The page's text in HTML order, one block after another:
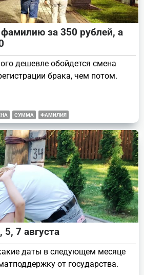
за 350 рублей, а
дешевле обойдется смена
брака, чем потом.
СУММА ФАМИЛИЯ
7 августа
даты в следующем месяце
от государства.